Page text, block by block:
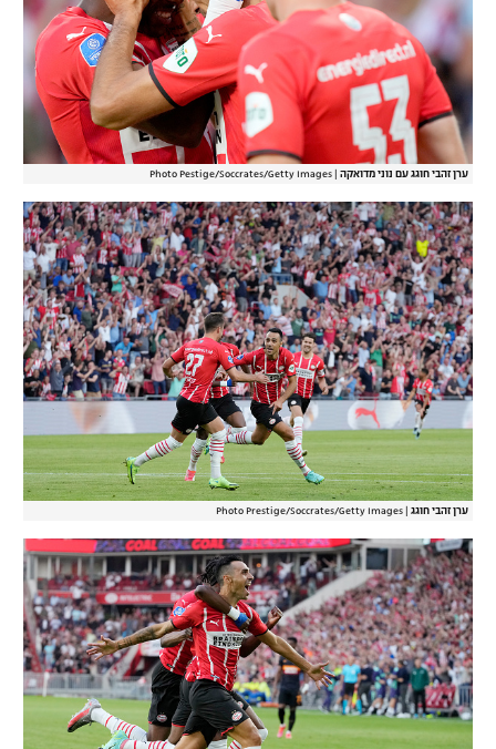
ערן זהבי חוגג עם נוני מדואקה Photo Pestige/Soccrates/Getty Images
ערן זהבי חוגג Photo Prestige/Soccrates/Getty Images